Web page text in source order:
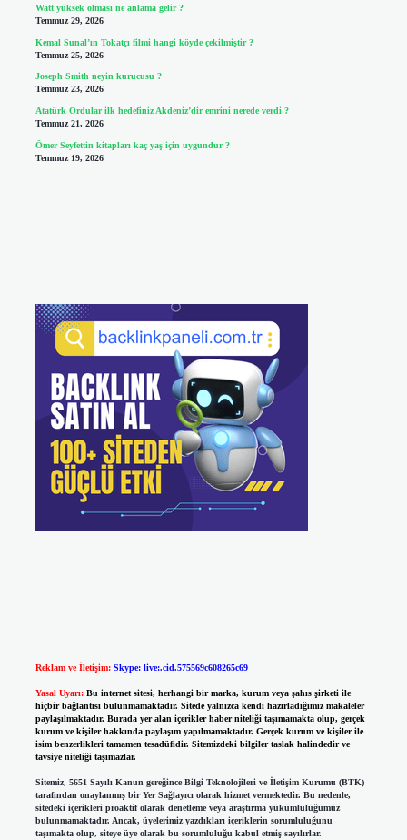
Watt yüksek olması ne anlama gelir ?
Temmuz 29, 2026
Kemal Sunal’ın Tokatçı filmi hangi köyde çekilmiştir ?
Temmuz 25, 2026
Joseph Smith neyin kurucusu ?
Temmuz 23, 2026
Atatürk Ordular ilk hedefiniz Akdeniz’dir emrini nerede verdi ?
Temmuz 21, 2026
Ömer Seyfettin kitapları kaç yaş için uygundur ?
Temmuz 19, 2026
Reklam ve İletişim: Skype: live:.cid.575569c608265c69
Yasal Uyarı: Bu internet sitesi, herhangi bir marka, kurum veya şahıs şirketi ile
hiçbir bağlantısı bulunmamaktadır. Sitede yalnızca kendi hazırladığımız makaleler
paylaşılmaktadır. Burada yer alan içerikler haber niteliği taşımamakta olup, gerçek
kurum ve kişiler hakkında paylaşım yapılmamaktadır. Gerçek kurum ve kişiler ile
isim benzerlikleri tamamen tesadüfidir. Sitemizdeki bilgiler taslak halindedir ve
tavsiye niteliği taşımazlar.
Sitemiz, 5651 Sayılı Kanun gereğince Bilgi Teknolojileri ve İletişim Kurumu (BTK)
tarafından onaylanmış bir Yer Sağlayıcı olarak hizmet vermektedir. Bu nedenle,
sitedeki içerikleri proaktif olarak denetleme veya araştırma yükümlülüğümüz
bulunmamaktadır. Ancak, üyelerimiz yazdıkları içeriklerin sorumluluğunu
taşımakta olup, siteye üye olarak bu sorumluluğu kabul etmiş sayılırlar.